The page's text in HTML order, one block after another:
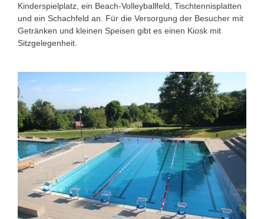
Kinderspielplatz, ein Beach-Volleyballfeld, Tischtennisplatten
und ein Schachfeld an. Für die Versorgung der Besucher mit
Getränken und kleinen Speisen gibt es einen Kiosk mit
Sitzgelegenheit.